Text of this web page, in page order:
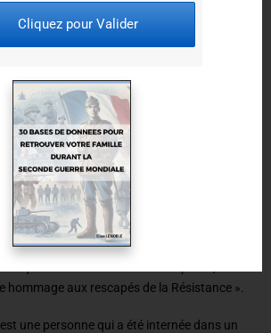
réseau de résistance à partir du nom d’un
résistants et des
résistant ou un interné
et d’interné résistant ont été créés par
honorer « la mémoire des martyrs de la
hommage aux rescapés de la Résistance ».
est une personne qui a été internée dans un
Cliquez pour Valider